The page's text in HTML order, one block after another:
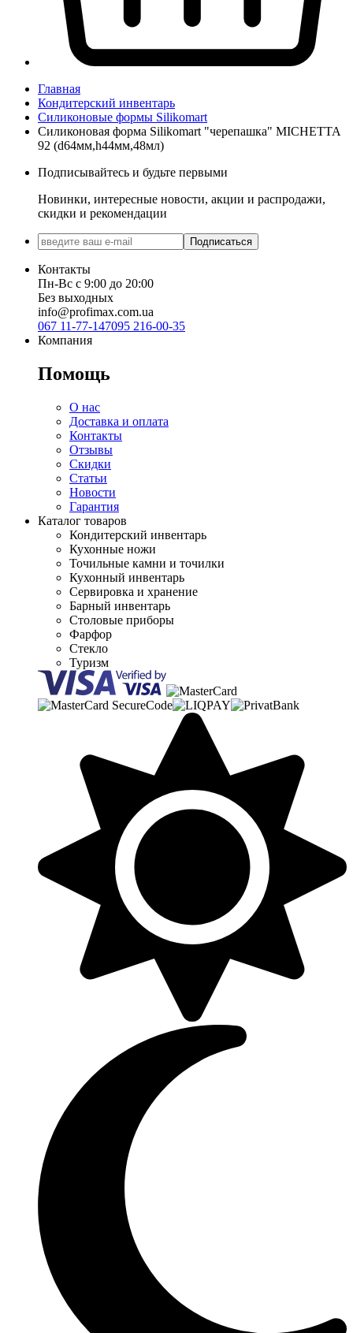
Главная
Кондитерский инвентарь
Силиконовые формы Silikomart
Силиконовая форма Silikomart "черепашка" MICHETTA
92 (d64мм,h44мм,48мл)
Подписывайтесь и будьте первыми
Новинки, интересные новости, акции и распродажи,
скидки и рекомендации
Подписаться
Контакты
Пн-Вс с 9:00 до 20:00
Без выходных
info@profimax.com.ua
067 11-77-147095 216-00-35
Компания
Помощь
О нас
Доставка и оплата
Контакты
Отзывы
Скидки
Статьи
Новости
Гарантия
Каталог товаров
Кондитерский инвентарь
Кухонные ножи
Точильные камни и точилки
Кухонный инвентарь
Сервировка и хранение
Барный инвентарь
Столовые приборы
Фарфор
Стекло
Туризм